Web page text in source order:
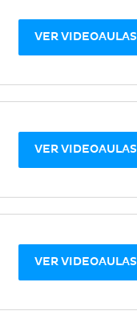
VER VIDEOAULAS
VER VIDEOAULAS
VER VIDEOAULAS